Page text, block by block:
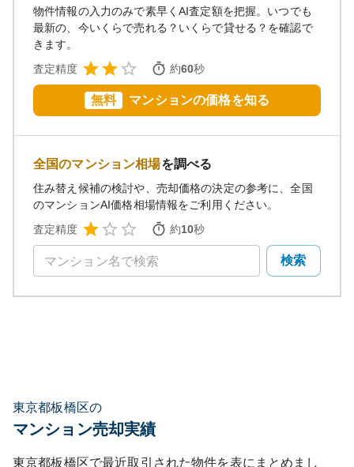
物件情報の入力のみで素早くAI査定額を把握。いつでも
最新の、今いくらで売れる？いくらで貸せる？を確認で
きます。
査定精度
約60秒
無料 マンションの価格を知る
全国のマンション相場を調べる
住み替え候補の検討や、売却価格の決定の参考に、全国
のマンションAI価格相場情報をご利用ください。
査定精度
約10秒
検索
東京都板橋区の
マンション売却実績
東京都板橋区で最近取引された物件を表にまとめまし